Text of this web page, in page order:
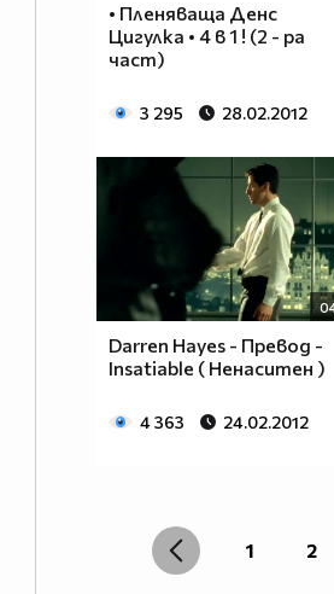
• Пленяваща Денс
Цигулка • 4 в 1 ! (2 - ра
част)
3 295 28.02.2012
Darren Hayes - Превод -
Insatiable ( Ненаситен )
4 363 24.02.2012
1 2